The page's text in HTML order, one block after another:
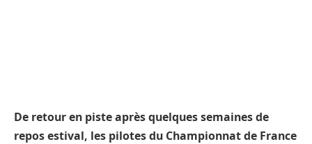
De retour en piste après quelques semaines de
repos estival, les pilotes du Championnat de France